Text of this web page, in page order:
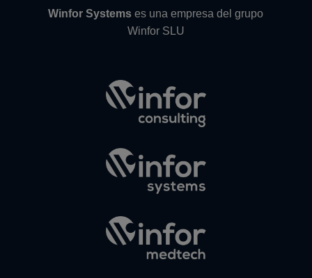
Winfor Systems es una empresa del grupo
Winfor SLU